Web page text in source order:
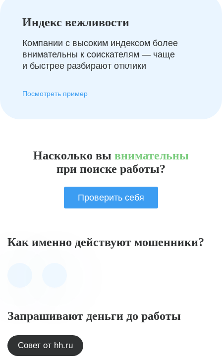
Индекс вежливости
Компании с высоким индексом более
внимательны к соискателям — чаще
и быстрее разбирают отклики
Посмотреть пример
Насколько вы внимательны
при поиске работы?
Проверить себя
Как именно действуют мошенники?
Запрашивают деньги до работы
Совет от hh.ru